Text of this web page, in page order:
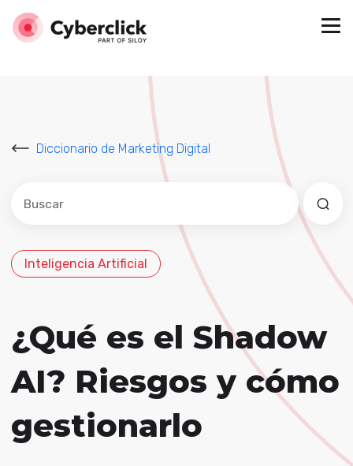
Diccionario de Marketing Digital
Este es un campo de búsqueda con una función de
No hay sugerencias porque el campo de
Inteligencia Artificial
¿Qué es el Shadow
AI? Riesgos y cómo
gestionarlo